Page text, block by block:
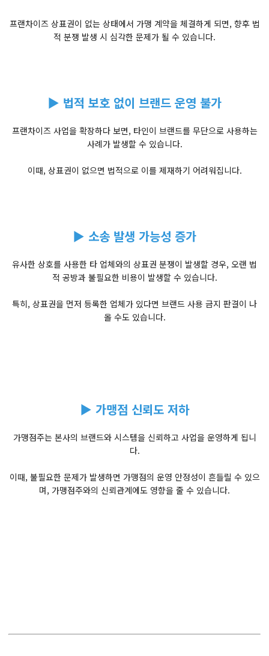
프랜차이즈 상표권이 없는 상태에서 가맹 계약을 체결하게 되면, 향후 법
적 분쟁 발생 시 심각한 문제가 될 수 있습니다.
▶ 법적 보호 없이 브랜드 운영 불가
프랜차이즈 사업을 확장하다 보면, 타인이 브랜드를 무단으로 사용하는
사례가 발생할 수 있습니다.
이때, 상표권이 없으면 법적으로 이를 제재하기 어려워집니다.
▶ 소송 발생 가능성 증가
유사한 상호를 사용한 타 업체와의 상표권 분쟁이 발생할 경우, 오랜 법
적 공방과 불필요한 비용이 발생할 수 있습니다.
특히, 상표권을 먼저 등록한 업체가 있다면 브랜드 사용 금지 판결이 나
올 수도 있습니다.
▶ 가맹점 신뢰도 저하
가맹점주는 본사의 브랜드와 시스템을 신뢰하고 사업을 운영하게 됩니
다.
이때, 불필요한 문제가 발생하면 가맹점의 운영 안정성이 흔들릴 수 있으
며, 가맹점주와의 신뢰관계에도 영향을 줄 수 있습니다.